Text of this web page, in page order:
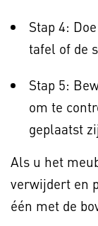
Stap 4:
tafel of de
Stap 5:
om te
geplaatst
Als u het
verwijdert en
één met de